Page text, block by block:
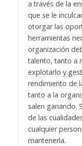
a través de la
que se le
otorgar las
herramientas
organización
talento, tanto a
explotarlo y
rendimiento de
tanto a la
salen ganando.
de las
cualquier
mantenerla.